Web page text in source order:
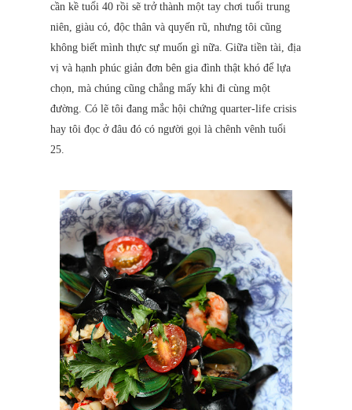
cần kề tuổi 40 rồi sẽ trở thành một tay chơi tuổi trung
niên, giàu có, độc thân và quyến rũ, nhưng tôi cũng
không biết mình thực sự muốn gì nữa. Giữa tiền tài, địa
vị và hạnh phúc giản đơn bên gia đình thật khó để lựa
chọn, mà chúng cũng chẳng mấy khi đi cùng một
đường. Có lẽ tôi đang mắc hội chứng quarter-life crisis
hay tôi đọc ở đâu đó có người gọi là chênh vênh tuổi
25.